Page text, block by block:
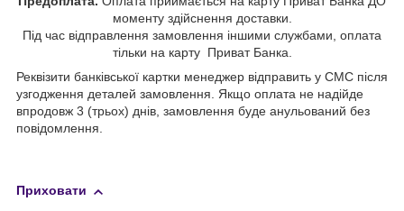
моменту здійснення доставки.
Під час відправлення замовлення іншими службами, оплата
тільки на карту Приват Банка.
Реквізити банківської картки менеджер відправить у СМС після
узгодження деталей замовлення. Якщо оплата не надійде
впродовж 3 (трьох) днів, замовлення буде анульований без
повідомлення.
Приховати